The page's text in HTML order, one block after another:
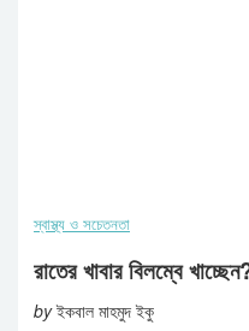
স্বাস্থ্য ও সচেতনতা
রাতের খাবার বিলম্বে
byইকবাল মাহমুদ ইকু